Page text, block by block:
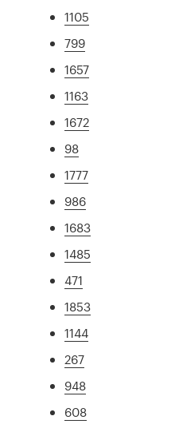
1105
799
1657
1163
1672
98
1777
986
1683
1485
471
1853
1144
267
948
608